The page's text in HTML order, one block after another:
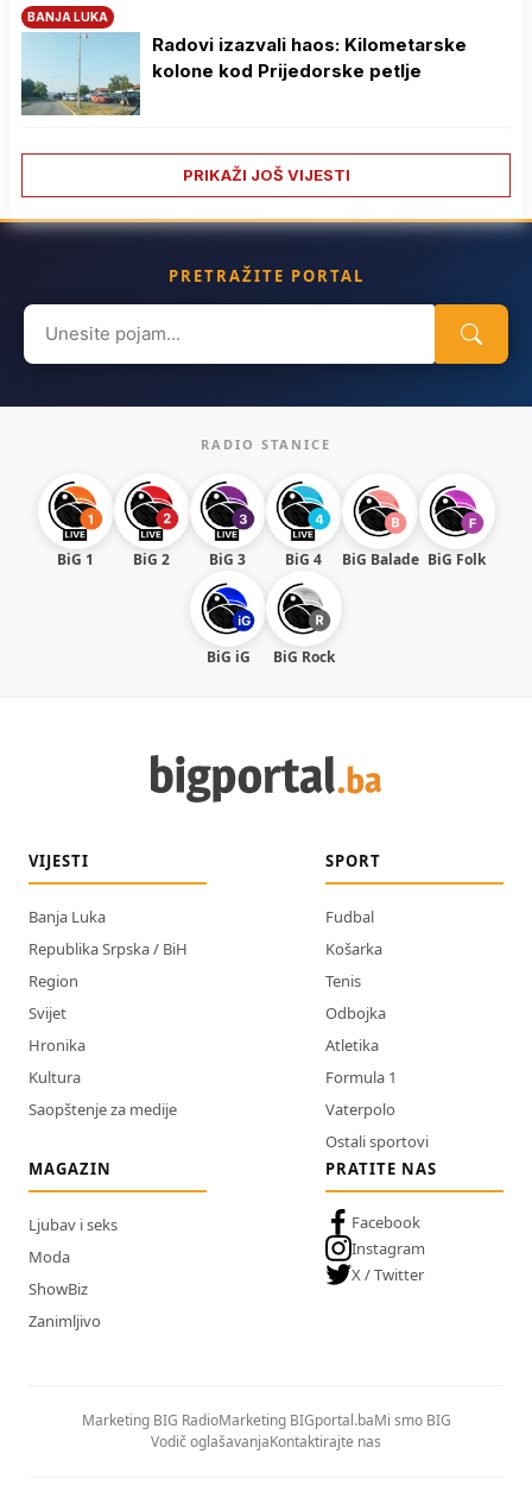
BANJA LUKA
Radovi izazvali haos: Kilometarske
kolone kod Prijedorske petlje
PRIKAŽI JOŠ VIJESTI
PRETRAŽITE PORTAL
Search
for:
RADIO STANICE
BiG 1 BiG 2 BiG 3 BiG 4 BiG Balade BiG Folk
BiG iG BiG Rock
VIJESTI
Banja Luka
Republika Srpska / BiH
Region
Svijet
Hronika
Kultura
Saopštenje za medije
SPORT
Fudbal
Košarka
Tenis
Odbojka
Atletika
Formula 1
Vaterpolo
Ostali sportovi
MAGAZIN
Ljubav i seks
Moda
ShowBiz
Zanimljivo
PRATITE NAS
Facebook
Instagram
X / Twitter
Marketing BIG RadioMarketing BIGportal.baMi smo BIG
Vodič oglašavanjaKontaktirajte nas